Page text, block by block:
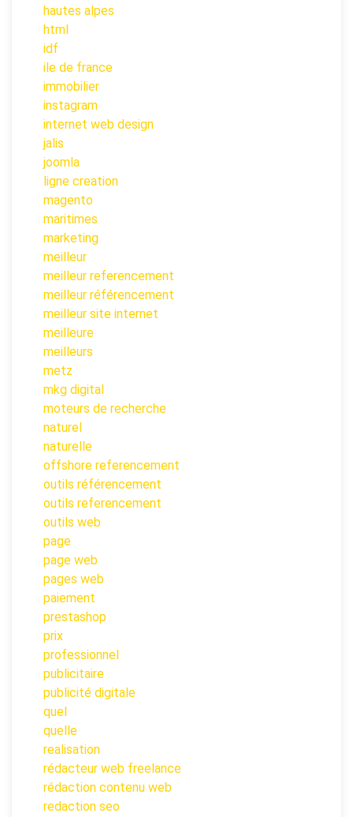
hautes alpes
html
idf
ile de france
immobilier
instagram
internet web design
jalis
joomla
ligne creation
magento
maritimes
marketing
meilleur
meilleur referencement
meilleur référencement
meilleur site internet
meilleure
meilleurs
metz
mkg digital
moteurs de recherche
naturel
naturelle
offshore referencement
outils référencement
outils referencement
outils web
page
page web
pages web
paiement
prestashop
prix
professionnel
publicitaire
publicité digitale
quel
quelle
realisation
rédacteur web freelance
rédaction contenu web
redaction seo